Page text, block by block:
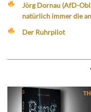
Jörg Dornau (AfD-
natürlich immer die
Der Ruhrpilot